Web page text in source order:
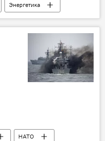
Энергетика
НАТО